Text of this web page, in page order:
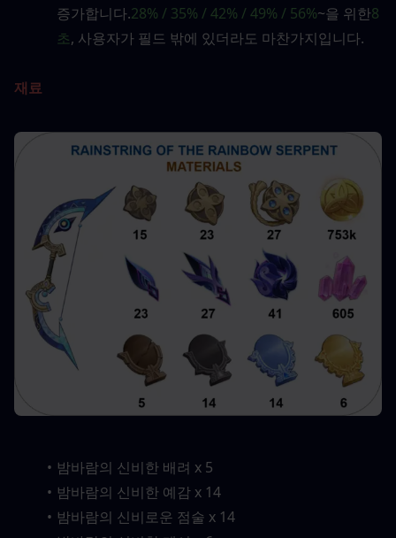
증가합니다.28% / 35% / 42% / 49% / 56%~을 위한8
초, 사용자가 필드 밖에 있더라도 마찬가지입니다.
재료
밤바람의 신비한 배려 x 5
밤바람의 신비한 예감 x 14
밤바람의 신비로운 점술 x 14